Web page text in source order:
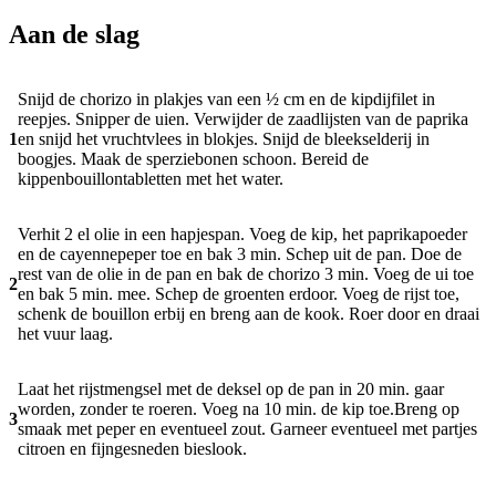
Aan de slag
1
Snijd de chorizo in plakjes van een ½ cm en de kipdijfilet in
reepjes. Snipper de uien. Verwijder de zaadlijsten van de paprika
en snijd het vruchtvlees in blokjes. Snijd de bleekselderij in
boogjes. Maak de sperziebonen schoon. Bereid de
kippenbouillontabletten met het water.
2
Verhit 2 el olie in een hapjespan. Voeg de kip, het paprikapoeder
en de cayennepeper toe en bak 3 min. Schep uit de pan. Doe de
rest van de olie in de pan en bak de chorizo 3 min. Voeg de ui toe
en bak 5 min. mee. Schep de groenten erdoor. Voeg de rijst toe,
schenk de bouillon erbij en breng aan de kook. Roer door en draai
het vuur laag.
3
Laat het rijstmengsel met de deksel op de pan in 20 min. gaar
worden, zonder te roeren. Voeg na 10 min. de kip toe.Breng op
smaak met peper en eventueel zout. Garneer eventueel met partjes
citroen en fijngesneden bieslook.